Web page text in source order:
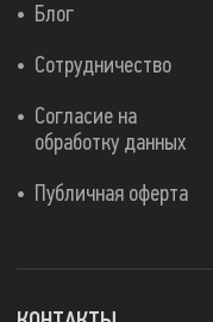
Блог
Сотрудничество
Согласие на
обработку данных
Публичная оферта